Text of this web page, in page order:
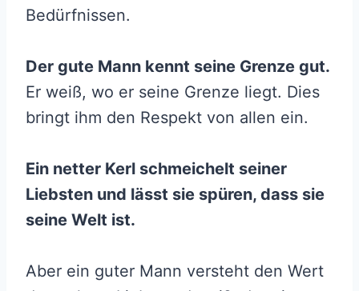
Bedürfnissen.
Der gute Mann kennt seine Grenze gut.
Er weiß, wo er seine Grenze liegt. Dies
bringt ihm den Respekt von allen ein.
Ein netter Kerl schmeichelt seiner
Liebsten und lässt sie spüren, dass sie
seine Welt ist.
Aber ein guter Mann versteht den Wert